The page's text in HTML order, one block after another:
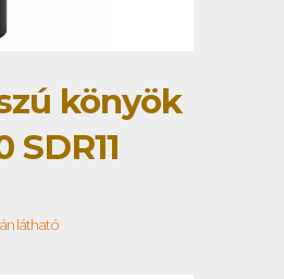
könyök
SDR11
látható